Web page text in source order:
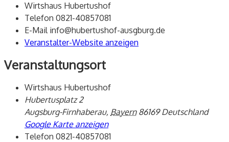
Wirtshaus Hubertushof
Telefon 0821-40857081
E-Mail info@hubertushof-ausgburg.de
Veranstalter-Website anzeigen
Veranstaltungsort
Wirtshaus Hubertushof
Hubertusplatz 2
Augsburg-Firnhaberau, Bayern 86169 Deutschland
Google Karte anzeigen
Telefon 0821-40857081